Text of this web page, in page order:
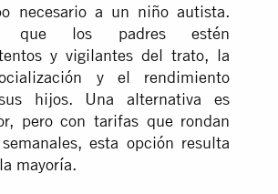
necesario a un niño autista.
que los padres estén
y vigilantes del trato, la
y el rendimiento
hijos. Una alternativa es
pero con tarifas que rondan
esta opción resulta
mayoría.